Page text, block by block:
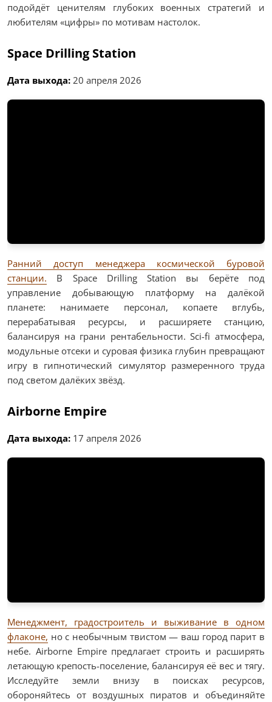
подойдёт ценителям глубоких военных стратегий и
любителям «цифры» по мотивам настолок.
Space Drilling Station
Дата выхода: 20 апреля 2026
Ранний доступ менеджера космической буровой
станции. В Space Drilling Station вы берёте под
управление добывающую платформу на далёкой
планете: нанимаете персонал, копаете вглубь,
перерабатывая ресурсы, и расширяете станцию,
балансируя на грани рентабельности. Sci-fi атмосфера,
модульные отсеки и суровая физика глубин превращают
игру в гипнотический симулятор размеренного труда
под светом далёких звёзд.
Airborne Empire
Дата выхода: 17 апреля 2026
Менеджмент, градостроитель и выживание в одном
флаконе, но с необычным твистом — ваш город парит в
небе. Airborne Empire предлагает строить и расширять
летающую крепость-поселение, балансируя её вес и тягу.
Исследуйте земли внизу в поисках ресурсов,
обороняйтесь от воздушных пиратов и объединяйте